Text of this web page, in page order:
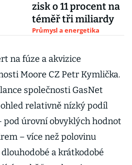
zisk o 11 procent na
téměř tři miliardy
Průmysl a energetika
na fúze a akvizice
Moore CZ Petr Kymlička.
společnosti GasNet
relativně nízký podíl
úrovní obvyklých hodnot
– více než polovinu
a krátkodobé